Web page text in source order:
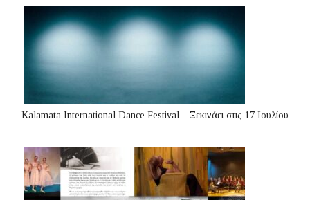
Kalamata International Dance Festival – Ξεκινάει στις 17 Ιουλίου